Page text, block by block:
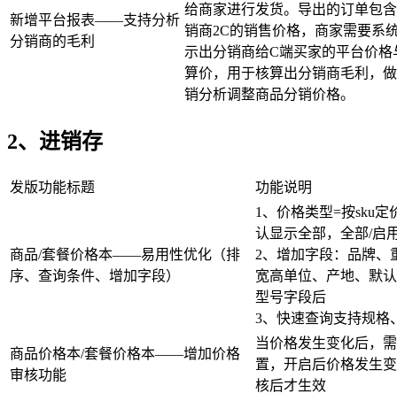
新增平台报表——支持分析
分销商的毛利
给商家进行发货。导出的订单包
销商2C的销售价格，商家需要系
示出分销商给C端买家的平台价格
算价，用于核算出分销商毛利，
销分析调整商品分销价格。
2、进销存
发版功能标题 功能说明
商品/套餐价格本——易用性优化（排
序、查询条件、增加字段）
1、价格类型=按sku定
认显示全部，全部/启
2、增加字段：品牌、
宽高单位、产地、默
型号字段后
3、快速查询支持规格
商品价格本/套餐价格本——增加价格
审核功能
当价格发生变化后，
置，开启后价格发生
核后才生效